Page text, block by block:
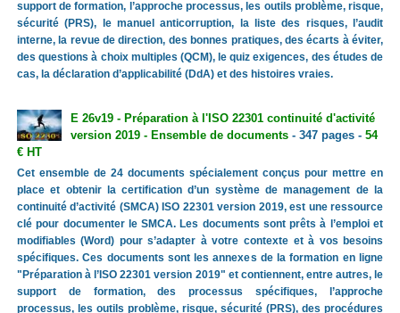
support de formation, l’approche processus, les outils problème, risque,
sécurité (PRS), le manuel anticorruption, la liste des risques, l’audit
interne, la revue de direction, des bonnes pratiques, des écarts à éviter,
des questions à choix multiples (QCM), le quiz exigences, des études de
cas, la déclaration d’applicabilité (DdA) et des histoires vraies.
E 26v19 - Préparation à l'ISO 22301 continuité d'activité
version 2019 - Ensemble de documents- 347 pages - 54
€ HT
Cet ensemble de 24 documents spécialement conçus pour mettre en
place et obtenir la certification d’un système de management de la
continuité d’activité (SMCA) ISO 22301 version 2019, est une ressource
clé pour documenter le SMCA. Les documents sont prêts à l’emploi et
modifiables (Word) pour s’adapter à votre contexte et à vos besoins
spécifiques. Ces documents sont les annexes de la formation en ligne
"Préparation à l’ISO 22301 version 2019" et contiennent, entre autres, le
support de formation, des processus spécifiques, l’approche
processus, les outils problème, risque, sécurité (PRS), des procédures